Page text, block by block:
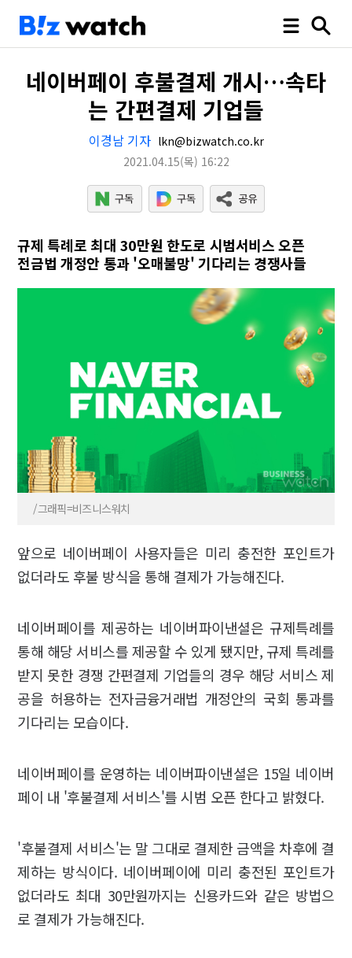
네이버페이 후불결제 개시…속타
는 간편결제 기업들
이경남 기자 lkn@bizwatch.co.kr
2021.04.15(목) 16:22
규제 특례로 최대 30만원 한도로 시범서비스 오픈
전금법 개정안 통과 '오매불망' 기다리는 경쟁사들
/그래픽=비즈니스워치
앞으로 네이버페이 사용자들은 미리 충전한 포인트가
없더라도 후불 방식을 통해 결제가 가능해진다.
네이버페이를 제공하는 네이버파이낸셜은 규제특례를
통해 해당 서비스를 제공할 수 있게 됐지만, 규제 특례를
받지 못한 경쟁 간편결제 기업들의 경우 해당 서비스 제
공을 허용하는 전자금융거래법 개정안의 국회 통과를
기다리는 모습이다.
네이버페이를 운영하는 네이버파이낸셜은 15일 네이버
페이 내 '후불결제 서비스'를 시범 오픈 한다고 밝혔다.
'후불결제 서비스'는 말 그대로 결제한 금액을 차후에 결
제하는 방식이다. 네이버페이에 미리 충전된 포인트가
없더라도 최대 30만원까지는 신용카드와 같은 방법으
로 결제가 가능해진다.